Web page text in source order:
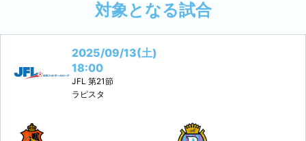
対象となる試合
2025/09/13(土)
18:00
JFL 第21節
ラピスタ